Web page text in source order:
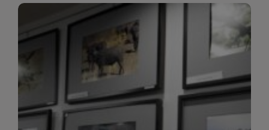
Wydarzenia
W tej zakładce publikujemy informacje o
wszystkich wydarzeniach organizowanych przez
bibliotekę. Znajdziesz tu zapowiedzi spotkań
autorskich, warsztatów, prelekcji i zajęć